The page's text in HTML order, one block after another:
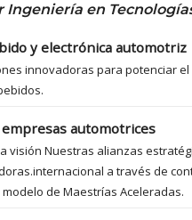
Ingeniería en
y electrónica automotriz
innovadoras para potenciar
automotrices
visión Nuestras alianzas
a través de
de Maestrías Aceleradas.